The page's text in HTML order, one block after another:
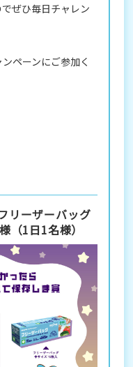
ぜひ毎日チャレン
ペーンにご参加く
リーザーバッグ
（1日1名様）